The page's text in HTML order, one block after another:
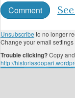
Comment
Unsubscribe to no longer
Change your email settings
Trouble clicking?Copy
http://